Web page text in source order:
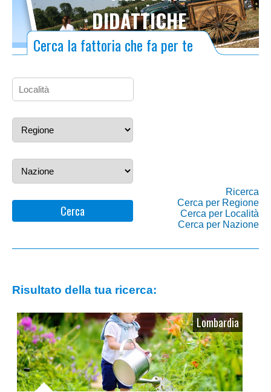
DIDATTICHE
Cerca la fattoria che fa per te
Cerca
Ricerca
Cerca per Regione
Cerca per Località
Cerca per Nazione
Risultato della tua ricerca:
Lombardia